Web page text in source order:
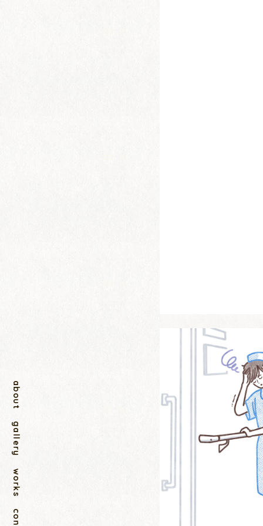
about
gallery
works